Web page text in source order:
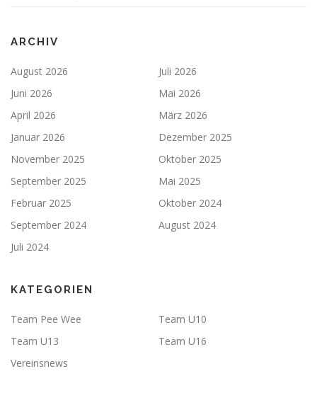
ARCHIV
August 2026
Juli 2026
Juni 2026
Mai 2026
April 2026
März 2026
Januar 2026
Dezember 2025
November 2025
Oktober 2025
September 2025
Mai 2025
Februar 2025
Oktober 2024
September 2024
August 2024
Juli 2024
KATEGORIEN
Team Pee Wee
Team U10
Team U13
Team U16
Vereinsnews